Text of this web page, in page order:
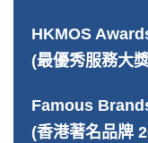
HKMOS
(最優秀服務大
Famous
(香港著名品牌